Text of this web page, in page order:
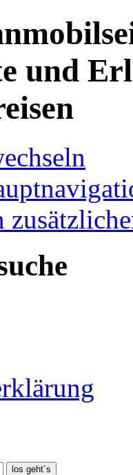
und
los geht´s